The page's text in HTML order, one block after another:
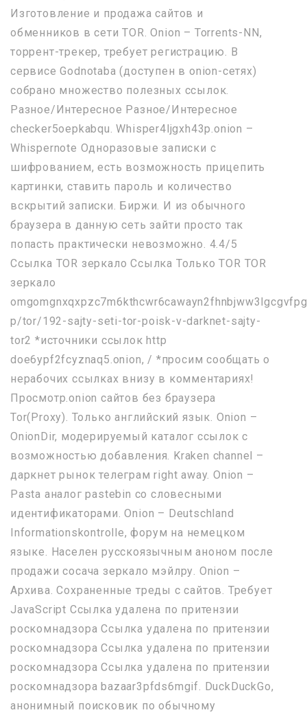
Изготовление и продажа сайтов и
обменников в сети TOR. Onion – Torrents-NN,
торрент-трекер, требует регистрацию. В
сервисе Godnotaba (доступен в onion-сетях)
собрано множество полезных ссылок.
Разное/Интересное Разное/Интересное
checker5oepkabqu. Whisper4ljgxh43p.onion –
Whispernote Одноразовые записки с
шифрованием, есть возможность прицепить
картинки, ставить пароль и количество
вскрытий записки. Биржи. И из обычного
браузера в данную сеть зайти просто так
попасть практически невозможно. 4.4/5
Ссылка TOR зеркало Ссылка Только TOR TOR
зеркало
p/tor/192-sajty-seti-tor-poisk-v-darknet-sajty-
tor2 *источники ссылок http
doe6ypf2fcyznaq5.onion, / *просим сообщать о
нерабочих ссылках внизу в комментариях!
Просмотр.onion сайтов без браузера
Tor(Proxy). Только английский язык. Onion –
OnionDir, модерируемый каталог ссылок с
возможностью добавления. Kraken channel –
даркнет рынок телеграм right away. Onion –
Pasta аналог pastebin со словесными
идентификаторами. Onion – Deutschland
Informationskontrolle, форум на немецком
языке. Населен русскоязычным аноном после
продажи сосача зеркало мэйлру. Onion –
Архива. Сохраненные треды с сайтов. Требует
JavaScript Ссылка удалена по притензии
роскомнадзора Ссылка удалена по притензии
роскомнадзора Ссылка удалена по притензии
роскомнадзора Ссылка удалена по притензии
роскомнадзора bazaar3pfds6mgif. DuckDuckGo,
анонимный поисковик по обычному